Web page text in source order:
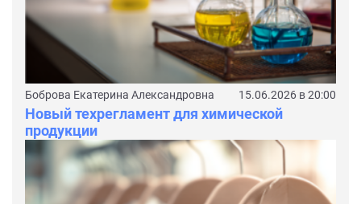
Боброва Екатерина Александровна 15.06.2026 в 20:00
Новый техрегламент для химической
продукции